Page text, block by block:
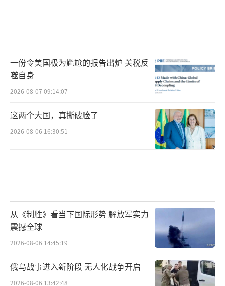
一份令美国极为尴尬的报告出炉 关税反
噬自身
2026-08-07 09:14:07
这两个大国，真撕破脸了
2026-08-06 16:30:51
从《制胜》看当下国际形势 解放军实力
震撼全球
2026-08-06 14:45:19
俄乌战事进入新阶段 无人化战争开启
2026-08-06 13:42:48